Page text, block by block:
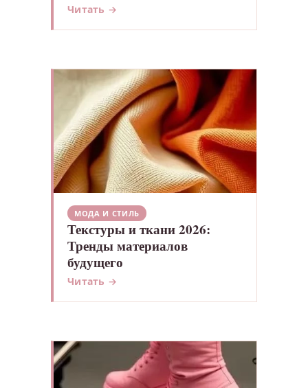
Читать →
МОДА И СТИЛЬ
Текстуры и ткани 2026:
Тренды материалов
будущего
Читать →